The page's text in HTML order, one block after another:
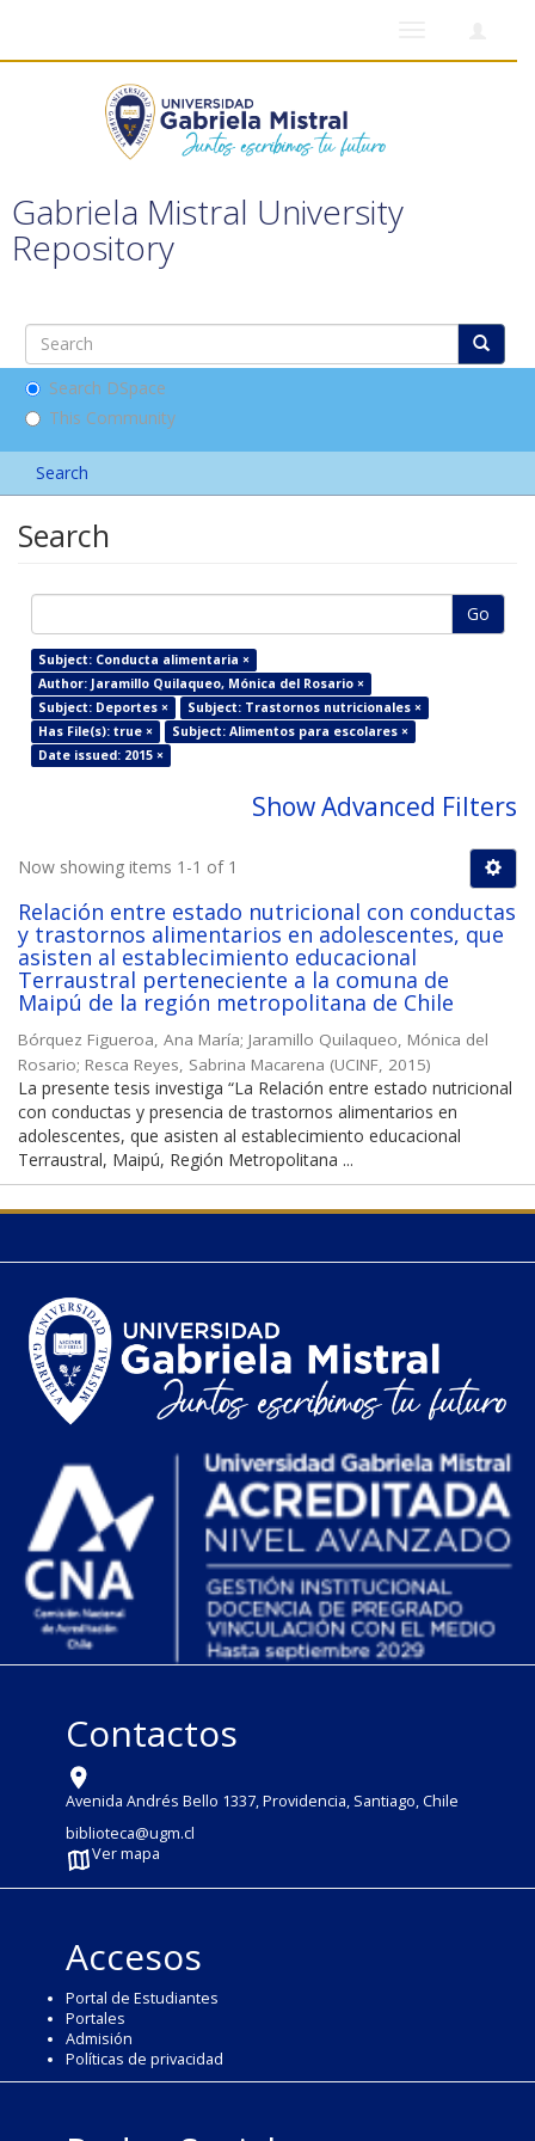
Gabriela Mistral University
Repository
Search DSpace
This Community
Search
Search
Go
Subject: Conducta alimentaria ×
Author: Jaramillo Quilaqueo, Mónica del Rosario ×
Subject: Deportes ×
Subject: Trastornos nutricionales ×
Has File(s): true ×
Subject: Alimentos para escolares ×
Date issued: 2015 ×
Show Advanced Filters
Now showing items 1-1 of 1
Relación entre estado nutricional con conductas
y trastornos alimentarios en adolescentes, que
asisten al establecimiento educacional
Terraustral perteneciente a la comuna de
Maipú de la región metropolitana de Chile
Bórquez Figueroa, Ana María; Jaramillo Quilaqueo, Mónica del
Rosario; Resca Reyes, Sabrina Macarena (UCINF, 2015)
La presente tesis investiga “La Relación entre estado nutricional
con conductas y presencia de trastornos alimentarios en
adolescentes, que asisten al establecimiento educacional
Terraustral, Maipú, Región Metropolitana ...
Contactos
Avenida Andrés Bello 1337, Providencia, Santiago, Chile
biblioteca@ugm.cl
Ver mapa
Accesos
Portal de Estudiantes
Portales
Admisión
Políticas de privacidad